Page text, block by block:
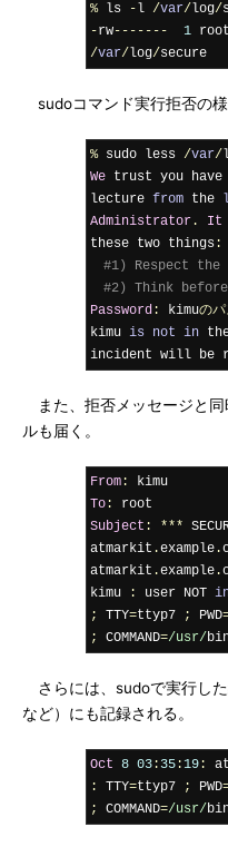
% ls - l /var/ log/
-rw------- 1
/var/ log/secure
sudoコマンド実行拒否の
% sudo less /var/
We trust you have
lecture from the
Administrator. It
these two things:
#1) Respect
#2) Think
Password: kimuのパ
kimu is not in
incident will be
また、拒否メッセージと
ルも届く。
From:
kimu
To:
Subject : ***
atmarkit .example.
atmarkit .example.
kimu
: user NOT
;
TTY=ttyp7 ; PWD
;
COMMAND=/usr/
さらには、sudoで実行し
など）にも記録される。
Oct 8 03: 35:19:
:
TTY=ttyp7 ; PWD
;
COMMAND=/usr/